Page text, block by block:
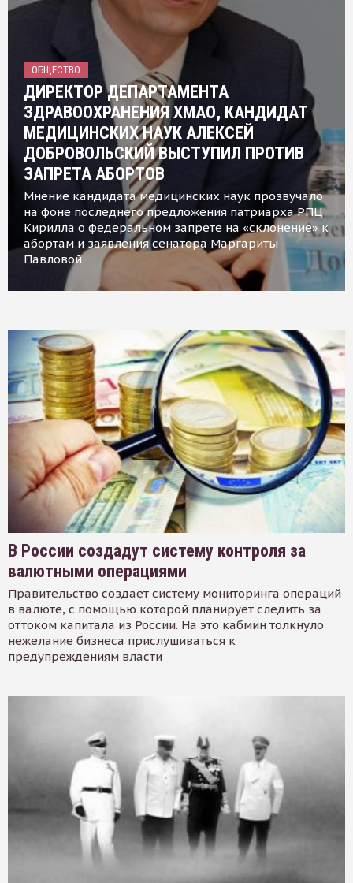
ОБЩЕСТВО
ДИРЕКТОР ДЕПАРТАМЕНТА
ЗДРАВООХРАНЕНИЯ ХМАО, КАНДИДАТ
МЕДИЦИНСКИХ НАУК АЛЕКСЕЙ
ДОБРОВОЛЬСКИЙ ВЫСТУПИЛ ПРОТИВ
ЗАПРЕТА АБОРТОВ
Мнение кандидата медицинских наук прозвучало
на фоне последнего предложения патриарха РПЦ
Кирилла о федеральном запрете на «склонение» к
абортам и заявления сенатора Маргариты
Павловой
В России создадут систему контроля за
валютными операциями
Правительство создает систему мониторинга операций
в валюте, с помощью которой планирует следить за
оттоком капитала из России. На это кабмин толкнуло
нежелание бизнеса прислушиваться к
предупреждениям власти